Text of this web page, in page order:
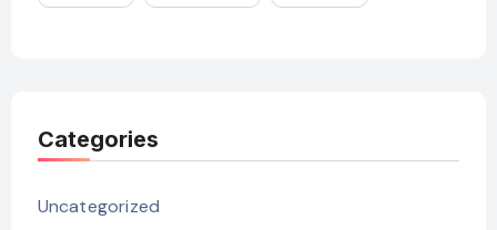
Categories
Uncategorized